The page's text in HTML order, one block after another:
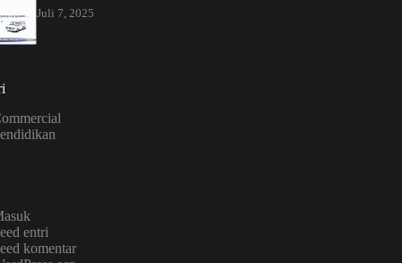
Juli 7, 2025
entri
komentar